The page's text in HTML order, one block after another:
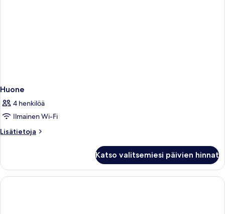
Huone
4 henkilöä
Ilmainen Wi-Fi
Lisätietoja
Lisätietoja
Katso valitsemiesi päivien hinnat